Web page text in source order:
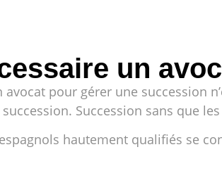
un
avocat pour gérer une
Succession sans que
hautement qualifiés se